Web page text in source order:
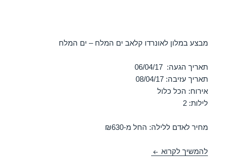
מבצע במלון לאונרדו קלאב ים המלח – ים המלח
תאריך הגעה: 06/04/17
תאריך עזיבה: 08/04/17
אירוח: הכל כלול
לילות: 2
מחיר לאדם ללילה: החל מ-₪630
להמשיך לקרוא חופשה במלון לאונרדו קלאב ים המלח – 06/04/2017